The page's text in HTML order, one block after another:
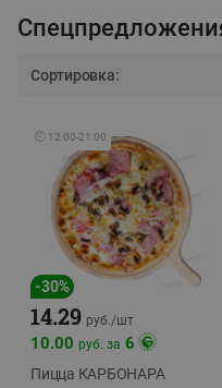
Сортировка:
🕘 12:00-21:00
-30%
14.29 руб./шт
10.00 руб. за 6
Пицца КАРБОНАРА